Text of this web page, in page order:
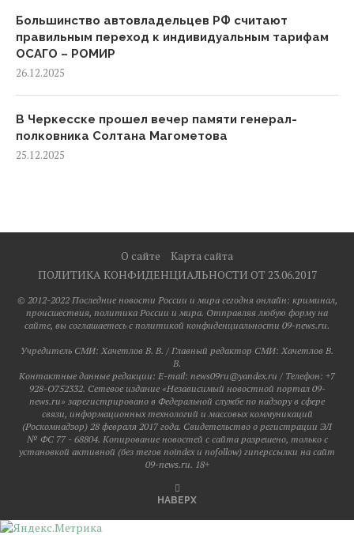
Большинство автовладельцев РФ считают
правильным переход к индивидуальным тарифам
ОСАГО – РОМИР
26.12.2025
В Черкесске прошел вечер памяти генерал-
полковника Солтана Магометова
25.12.2025
О сайте
Карта сайта
ПОЛИТИКА КОНФИДЕНЦИАЛЬНОСТИ ОТ 23.06.2017
© 2012-2022 Последние новости России и мира сегодня онлайн: криминал,
происшествия, политика России и мира. Отправляя любую форму на
сайте, вы соглашаетесь с политикой конфиденциальности 09-news.ru.
Учредитель СМИ: Хaчeтлoв B. B. / Главный редактор СМИ: Хaчeтлoв B.
B.
Контактные данные редакции: E-mail: news09ru@yandex.ru / Телефон: +7
928-O752332. Сетевое издание «Независимый новостной портал 09-
news.ru» зарегистрировано в Федеральной службе по надзору в сфере
связи, информационных технологий и массовых коммуникаций
(Роскомнадзор) 28 февраля 2017 года. Свидетельство о регистрации ЭЛ
№ ФС 77 - 68804. Копирование новостей с сайта разрешено, только с
установкой активной (без тегов noindex и nofollow) гиперссылки на сайт
09-news.ru. 18+
НАВЕРХ